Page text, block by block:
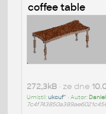
coffee table
272,3kB• ze dne
Umístil:ukcuf^ • Autor: